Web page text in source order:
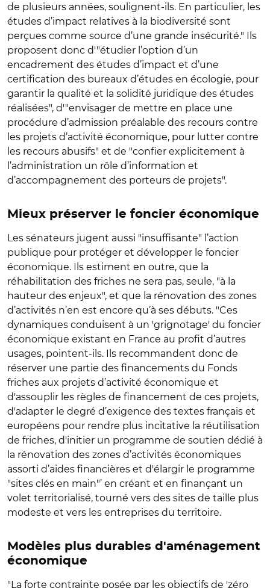
de plusieurs années, soulignent-ils. En particulier, les
études d’impact relatives à la biodiversité sont
perçues comme source d’une grande insécurité." Ils
proposent donc d'"étudier l’option d’un
encadrement des études d’impact et d’une
certification des bureaux d’études en écologie, pour
garantir la qualité et la solidité juridique des études
réalisées", d'"envisager de mettre en place une
procédure d’admission préalable des recours contre
les projets d’activité économique, pour lutter contre
les recours abusifs" et de "confier explicitement à
l’administration un rôle d’information et
d’accompagnement des porteurs de projets".
Mieux préserver le foncier économique
Les sénateurs jugent aussi "insuffisante" l’action
publique pour protéger et développer le foncier
économique. Ils estiment en outre, que la
réhabilitation des friches ne sera pas, seule, "à la
hauteur des enjeux", et que la rénovation des zones
d’activités n’en est encore qu’à ses débuts. "Ces
dynamiques conduisent à un 'grignotage' du foncier
économique existant en France au profit d’autres
usages, pointent-ils. Ils recommandent donc de
réserver une partie des financements du Fonds
friches aux projets d’activité économique et
d'assouplir les règles de financement de ces projets,
d'adapter le degré d’exigence des textes français et
européens pour rendre plus incitative la réutilisation
de friches, d'initier un programme de soutien dédié à
la rénovation des zones d’activités économiques
assorti d’aides financières et d'élargir le programme
"sites clés en main"’ en créant et en finançant un
volet territorialisé, tourné vers des sites de taille plus
modeste et vers les entreprises du territoire.
Modèles plus durables d'aménagement
économique
"La forte contrainte posée par les objectifs de 'zéro